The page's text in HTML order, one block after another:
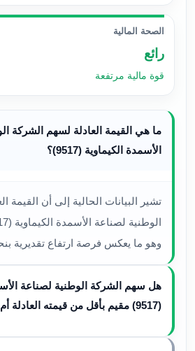
الصحة المالية
رائع
قوة مالية مرتفعة
ما هي القيمة العادلة لسهم الشركة
الأسمدة الكيماوية (9517)؟
تشير البيانات الحالية إلى أن القيمة
الوطنية لصناعة الأسمدة الكيماوية (9517) تبلغ
وهو ما يعكس فرصة ارتفاع تقديرية
هل سهم الشركة الوطنية لصناعة
(9517) مقيم بأقل من قيمته العادلة أم بأعلى منها؟